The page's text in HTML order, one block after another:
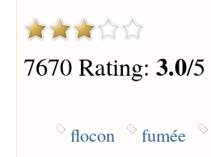
7670 Rating: 3.0/
flocon fumée